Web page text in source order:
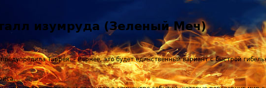
изумруда (Зеленый Меч)
Таррея. – Вернее, это будет единственный вариант с быстрой